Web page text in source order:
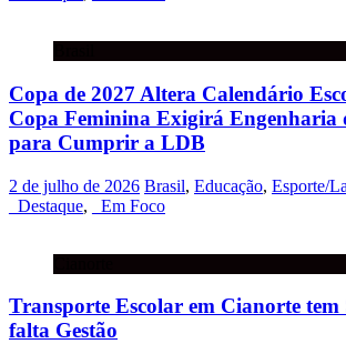
Copa de 2027 Altera Calendário
Copa Feminina Exigirá Engenharia
para Cumprir a LDB
2 de julho de 2026 Brasil, Educação, Esporte/
_Destaque, _Em Foco
Transporte Escolar em Cianorte tem
falta Gestão